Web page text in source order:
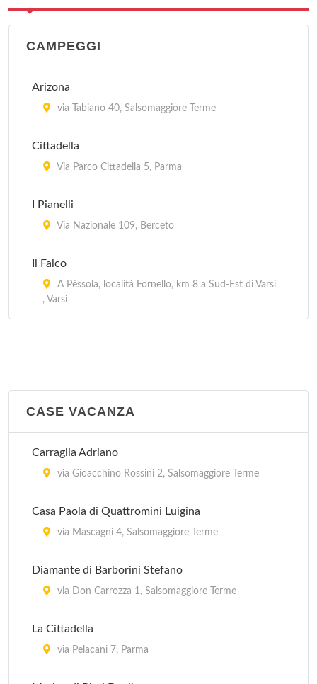
CAMPEGGI
Arizona
via Tabiano 40, Salsomaggiore Terme
Cittadella
Via Parco Cittadella 5, Parma
I Pianelli
Via Nazionale 109, Berceto
Il Falco
A Pèssola, località Fornello, km 8 a Sud-Est di Varsi
, Varsi
CASE VACANZA
Carraglia Adriano
via Gioacchino Rossini 2, Salsomaggiore Terme
Casa Paola di Quattromini Luigina
via Mascagni 4, Salsomaggiore Terme
Diamante di Barborini Stefano
via Don Carrozza 1, Salsomaggiore Terme
La Cittadella
via Pelacani 7, Parma